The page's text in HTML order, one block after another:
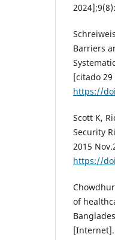
Barriers
[citado 29
https://
Scott K,
Security
2015
https://
of
[Internet].